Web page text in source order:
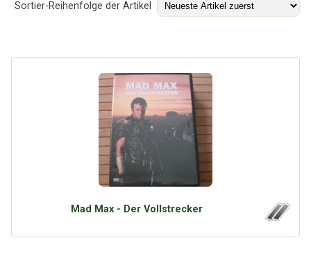
Sortier-Reihenfolge der Artikel
Mad Max - Der Vollstrecker